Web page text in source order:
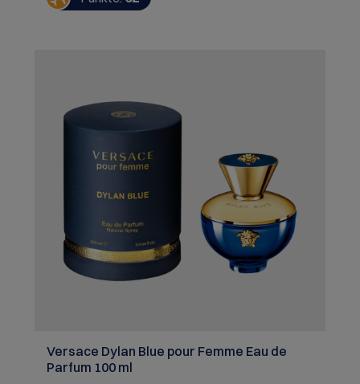
Versace Dylan Blue pour Femme Eau de
Parfum 100 ml